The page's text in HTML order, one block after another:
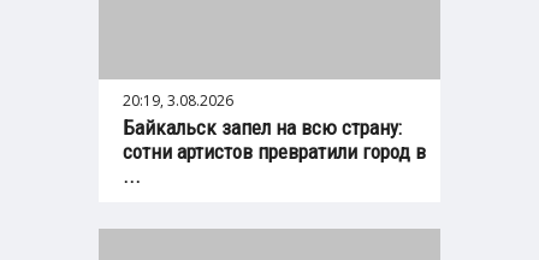
20:19, 3.08.2026
Байкальск запел на всю страну:
сотни артистов превратили город в
...